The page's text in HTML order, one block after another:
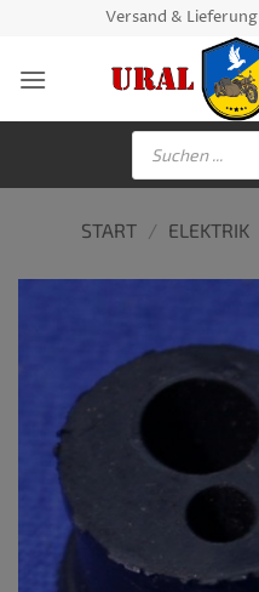
springen
Versand & Lieferung
Products
search
START / ELEKTRIK